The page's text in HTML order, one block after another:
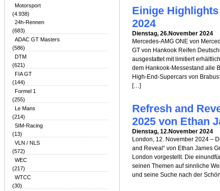
Motorsport
(4.938)
24h-Rennen
(683)
ADAC GT Masters
(586)
DTM
(621)
FIA GT
(144)
Formel 1
(255)
Le Mans
(214)
SIM-Racing
(13)
VLN / NLS
(572)
WEC
(217)
WTCC
(30)
Einige
2024
Dienstag, 26.November 2024
Mercedes-AMG ONE von
GT von Hankook Reifen
ausgestattet mit limitiert
dem Hankook-Messestand alle
High-End-Supercars von
[…]
Refresh and
2025 von Ethan
Dienstag, 12.November 2024
London, 12. November 2024 –
and Reveal“ von Ethan James
London vorgestellt. Die
seinen Themen auf sinnliche
und seine Suche nach der